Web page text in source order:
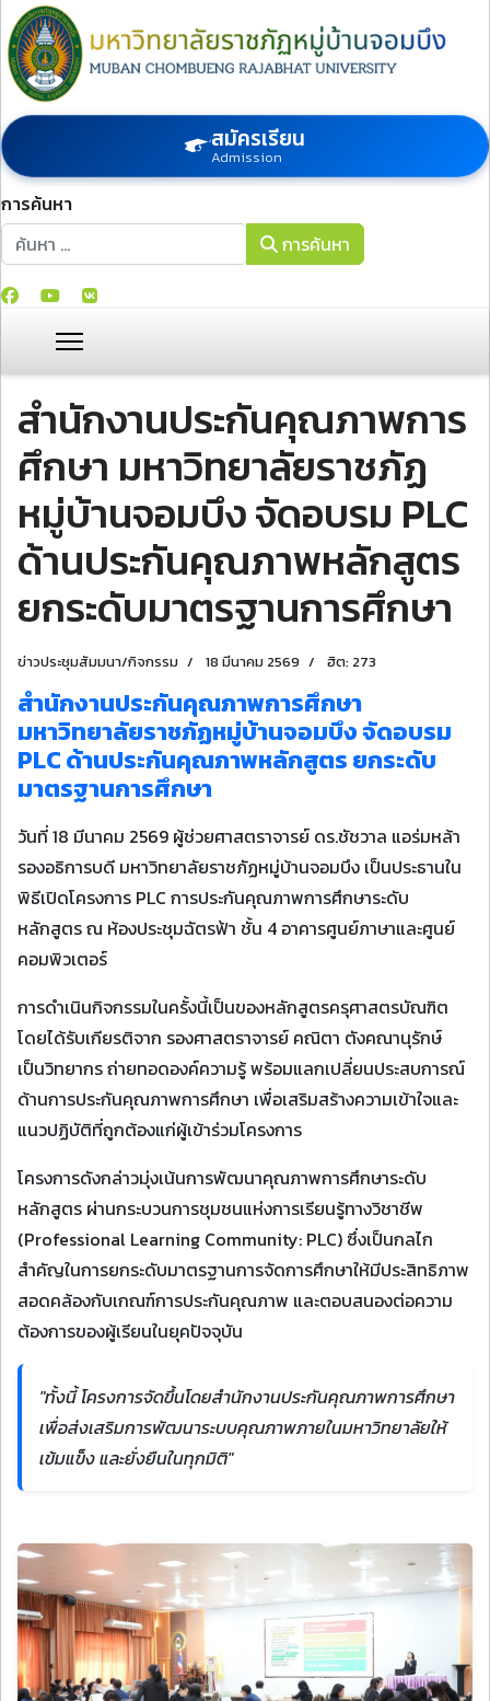
สมัครเรียน
Admission
การค้นหา
การค้นหา
การค้นหา
สำนักงานประกันคุณภาพการ
ศึกษา มหาวิทยาลัยราชภัฏ
หมู่บ้านจอมบึง จัดอบรม PLC
ด้านประกันคุณภาพหลักสูตร
ยกระดับมาตรฐานการศึกษา
ข่าวประชุมสัมมนา/กิจกรรม 18 มีนาคม 2569 ฮิต: 273
สำนักงานประกันคุณภาพการศึกษา
มหาวิทยาลัยราชภัฏหมู่บ้านจอมบึง จัดอบรม
PLC ด้านประกันคุณภาพหลักสูตร ยกระดับ
มาตรฐานการศึกษา
วันที่ 18 มีนาคม 2569 ผู้ช่วยศาสตราจารย์ ดร.ชัชวาล แอร่มหล้า
รองอธิการบดี มหาวิทยาลัยราชภัฏหมู่บ้านจอมบึง เป็นประธานใน
พิธีเปิดโครงการ PLC การประกันคุณภาพการศึกษาระดับ
หลักสูตร ณ ห้องประชุมฉัตรฟ้า ชั้น 4 อาคารศูนย์ภาษาและศูนย์
คอมพิวเตอร์
การดำเนินกิจกรรมในครั้งนี้เป็นของหลักสูตรครุศาสตรบัณฑิต
โดยได้รับเกียรติจาก รองศาสตราจารย์ คณิตา ตังคณานุรักษ์
เป็นวิทยากร ถ่ายทอดองค์ความรู้ พร้อมแลกเปลี่ยนประสบการณ์
ด้านการประกันคุณภาพการศึกษา เพื่อเสริมสร้างความเข้าใจและ
แนวปฏิบัติที่ถูกต้องแก่ผู้เข้าร่วมโครงการ
โครงการดังกล่าวมุ่งเน้นการพัฒนาคุณภาพการศึกษาระดับ
หลักสูตร ผ่านกระบวนการชุมชนแห่งการเรียนรู้ทางวิชาชีพ
(Professional Learning Community: PLC) ซึ่งเป็นกลไก
สำคัญในการยกระดับมาตรฐานการจัดการศึกษาให้มีประสิทธิภาพ
สอดคล้องกับเกณฑ์การประกันคุณภาพ และตอบสนองต่อความ
ต้องการของผู้เรียนในยุคปัจจุบัน
"ทั้งนี้ โครงการจัดขึ้นโดยสำนักงานประกันคุณภาพการศึกษา
เพื่อส่งเสริมการพัฒนาระบบคุณภาพภายในมหาวิทยาลัยให้
เข้มแข็ง และยั่งยืนในทุกมิติ"